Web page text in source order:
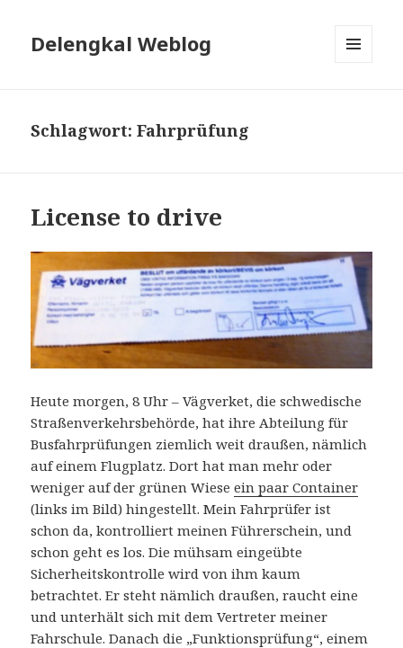
Delengkal Weblog
Schlagwort:Fahrprüfung
License to drive
Heute morgen, 8 Uhr – Vägverket, die schwedische
Straßenverkehrsbehörde, hat ihre Abteilung für
Busfahrprüfungen ziemlich weit draußen, nämlich
auf einem Flugplatz. Dort hat man mehr oder
weniger auf der grünen Wieseein paar Container
(links im Bild) hingestellt. Mein Fahrprüfer ist
schon da, kontrolliert meinen Führerschein, und
schon geht es los. Die mühsam eingeübte
Sicherheitskontrolle wird von ihm kaum
betrachtet. Er steht nämlich draußen, raucht eine
und unterhält sich mit dem Vertreter meiner
Fahrschule. Danach die „Funktionsprüfung“, einem